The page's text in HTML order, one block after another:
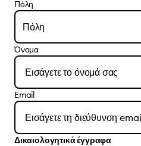
Πόλη
Πόλη
Όνομα
Email
Δικαιολογητικά έγγραφα